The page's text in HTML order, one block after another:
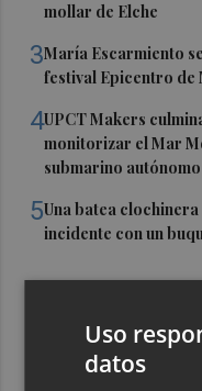
mollar de Elche
3María Escarmiento
festival Epicentro de
4UPCT Makers
monitorizar el Mar
submarino autónomo
5Una batea
incidente con un
Uso
datos